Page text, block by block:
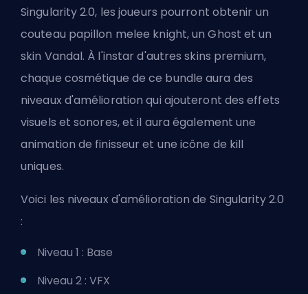
Singularity 2.0, les joueurs pourront obtenir un
couteau papillon melee knight, un Ghost et un
skin Vandal. À l'instar d'autres skins premium,
chaque cosmétique de ce bundle aura des
niveaux d'amélioration qui ajouteront des effets
visuels et sonores, et il aura également une
animation de finisseur et une icône de kill
uniques.
Voici les niveaux d'amélioration de Singularity 2.0
:
Niveau 1 : Base
Niveau 2 : VFX